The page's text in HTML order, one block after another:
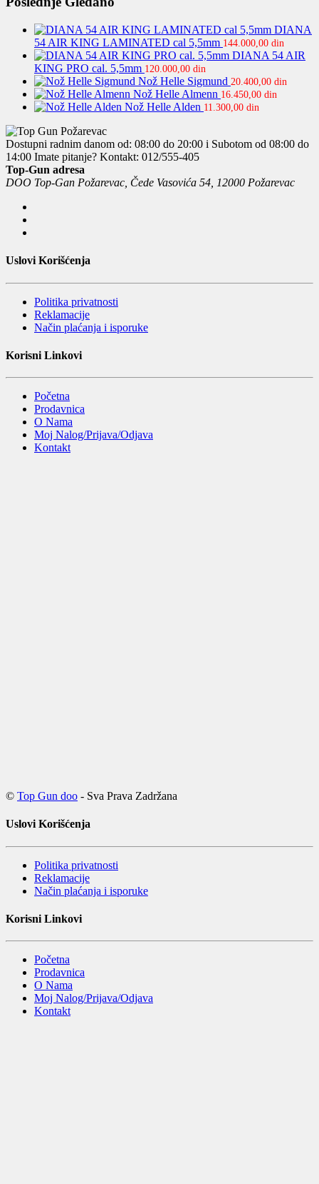
DIANA
54 AIR KING LAMINATED cal 5,5mm 144.000,00 din
DIANA 54 AIR
KING PRO cal. 5,5mm 120.000,00 din
Nož Helle Sigmund 20.400,00 din
Nož Helle Almenn 16.450,00 din
Nož Helle Alden 11.300,00 din
Dostupni radnim danom od: 08:00 do 20:00 i Subotom od 08:00 do
14:00 Imate pitanje? Kontakt: 012/555-405
Top-Gun adresa
DOO Top-Gan Požarevac, Čede Vasovića 54, 12000 Požarevac
Uslovi Korišćenja
Politika privatnosti
Reklamacije
Način plaćanja i isporuke
Korisni Linkovi
Početna
Prodavnica
O Nama
Moj Nalog/Prijava/Odjava
Kontakt
© Top Gun doo - Sva Prava Zadržana
Uslovi Korišćenja
Politika privatnosti
Reklamacije
Način plaćanja i isporuke
Korisni Linkovi
Početna
Prodavnica
O Nama
Moj Nalog/Prijava/Odjava
Kontakt